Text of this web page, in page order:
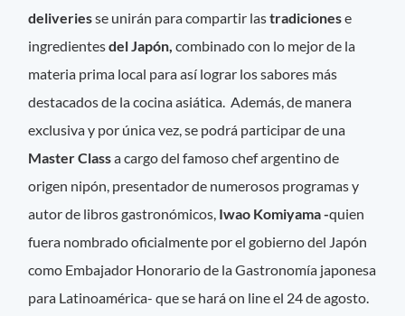
deliveriesse unirán para compartir lastradicionese
ingredientesdel Japón,combinado con lo mejor de la
materia prima local para así lograr los sabores más
destacados de la cocina asiática. Además, de manera
exclusiva y por única vez, se podrá participar de una
Master Classa cargo del famoso chef argentino de
origen nipón, presentador de numerosos programas y
autor de libros gastronómicos, Iwao Komiyama -quien
fuera nombrado oficialmente por el gobierno del Japón
como Embajador Honorario de la Gastronomía japonesa
para Latinoamérica- que se hará on line el 24 de agosto.